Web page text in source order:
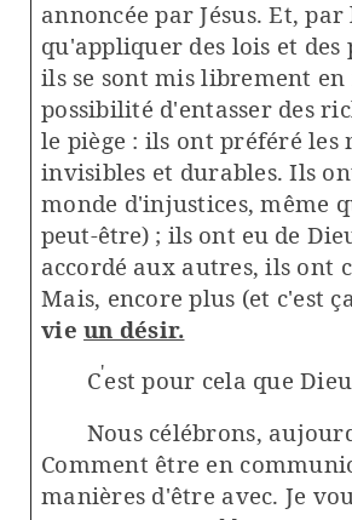
annoncée par Jésus. Et,
qu'appliquer des lois et des
ils se sont mis librement
possibilité d'entasser des
le piège : ils ont préféré
invisibles et durables. Ils
monde d'injustices, même
peut-être) ; ils ont eu de
accordé aux autres, ils ont
Mais, encore plus (et c'est
vieun désir.
C'est pour cela que
Nous célébrons,
Comment être en
manières d'être avec. Je